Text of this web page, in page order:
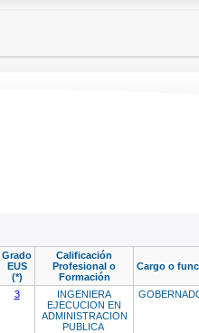
Grado
EUS
(*)
Calificación
Profesional o
Formación
Cargo o
3
INGENIERA
EJECUCION EN
ADMINISTRACION
PUBLICA